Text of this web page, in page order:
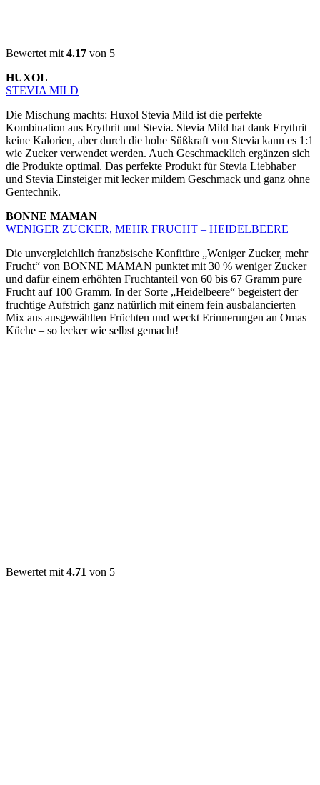
Bewertet mit 4.17 von 5
HUXOL
STEVIA MILD
Die Mischung machts: Huxol Stevia Mild ist die perfekte
Kombination aus Erythrit und Stevia. Stevia Mild hat dank Erythrit
keine Kalorien, aber durch die hohe Süßkraft von Stevia kann es 1:1
wie Zucker verwendet werden. Auch Geschmacklich ergänzen sich
die Produkte optimal. Das perfekte Produkt für Stevia Liebhaber
und Stevia Einsteiger mit lecker mildem Geschmack und ganz ohne
Gentechnik.
BONNE MAMAN
WENIGER ZUCKER, MEHR FRUCHT – HEIDELBEERE
Die unvergleichlich französische Konfitüre „Weniger Zucker, mehr
Frucht“ von BONNE MAMAN punktet mit 30 % weniger Zucker
und dafür einem erhöhten Fruchtanteil von 60 bis 67 Gramm pure
Frucht auf 100 Gramm. In der Sorte „Heidelbeere“ begeistert der
fruchtige Aufstrich ganz natürlich mit einem fein ausbalancierten
Mix aus ausgewählten Früchten und weckt Erinnerungen an Omas
Küche – so lecker wie selbst gemacht!
Bewertet mit 4.71 von 5